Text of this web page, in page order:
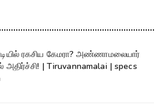
ரகசிய கேமரா? அண்ணாமலையார்
அதிர்ச்சி! | Tiruvannamalai | specs